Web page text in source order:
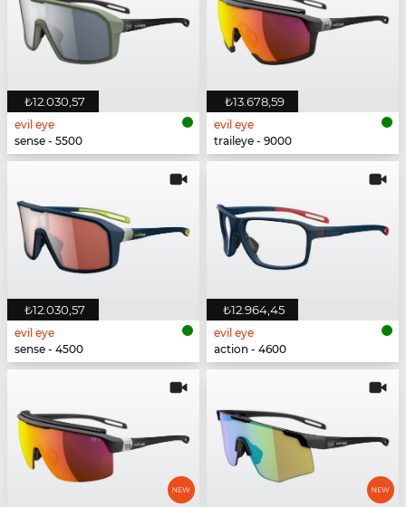
₺12.030,57
evil eye
sense - 5500
₺13.678,59
evil eye
traileye - 9000
₺12.030,57
evil eye
sense - 4500
₺12.964,45
evil eye
action - 4600